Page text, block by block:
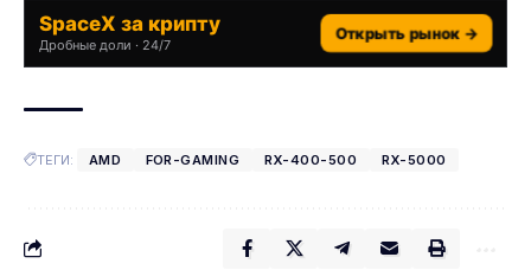
SpaceX за крипту
Дробные доли · 24/7
Открыть рынок →
ТЕГИ: AMD FOR-GAMING RX-400-500 RX-5000